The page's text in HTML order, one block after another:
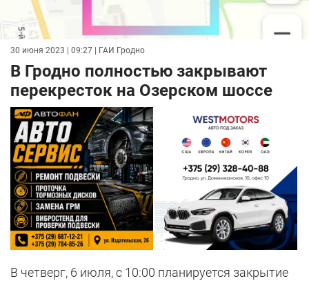
30 июня 2023 | 09:27 | ГАИ Гродно
В Гродно полностью закрывают
перекресток на Озерском шоссе
В четверг, 6 июля, с 10:00 планируется закрытие